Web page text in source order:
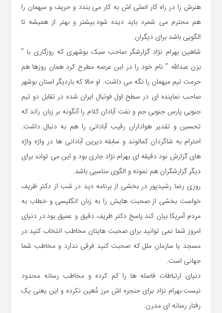
هنرش را در راه کار اصلی اش به کار می بندد و حریف و میهمان را
هم محترم می شمرد باید دیده شود.بیشتر و بهتر از همیشه تا
الگویی باشد برای دیگران.
شاهین بهرام نژاد گزارشگر صاحب سبک بوشهری که روزگاری با ”
بزن عبدالله ” نام خود را در این عرصه مطرح کرد همان روزها هم
حرمت تیم میهمان را نگه می داشت. او حالا که باردیگر استان بوشهر
صاحب نماینده ای در سطح اول فوتبال ایران شده در تقابل دو تیم
جنوبی پارس جنوبی جم و نفت آبادان کلام را آنگونه بر زبان راند که
تحسین و تقدیر هواداران رقیب آبادانی را هم به دنبال داشت.
احترام به شاگردان کمالوند و سابقه دیرین آبادانی ها در واژه واژه
های گزارش نود دقیقه ای بهرام نژاد جاری بود و این می تواند برای
دیگر گزارشگران هم نمونه و الگوی مناسبی باشد.
روزی رضا رشیدپور در بخشی از برنامه دید در شب از دکتر ظریف
خواست بخشی از صحبت هایش را به زبان انگلیسی و خطاب به
مردم آمریکا بیان کند.پاسخ دکتر ظریف دقیق و عمیق بود:در دنیای
امروز شما نمی توانید برای صحبت هایتان مخاطب انتخاب کنید.در
مسجد یا سازمان ملل که صحبت کنید فرقی ندارد و مخاطب شما
جهانی است.
دنیای ارتباطات فاصله ها را کم کرده و مخاطب رسانه محدود
نیست.بهرام نژاد برای حنجره اش مرز مُعین نکرده و این یعنی یک
رفتار رسانه ای مدرن.